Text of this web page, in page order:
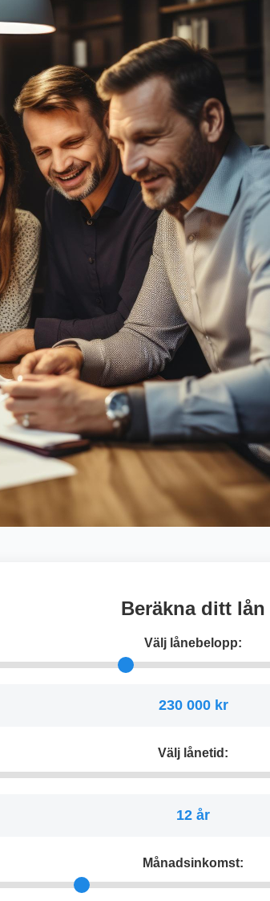
Beräkna ditt lån
Välj lånebelopp:
230 000 kr
Välj lånetid:
12 år
Månadsinkomst: